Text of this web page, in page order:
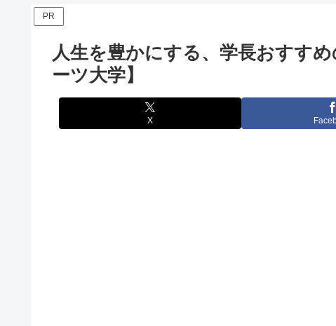
PR
人生を豊かにする、学長おすす
ーツ大学】
X